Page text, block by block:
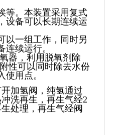
等。本装置采用复式
设备可以长期连续运
以一组工作，同时另
续运行。
器，利用脱氧剂除
性可以同时除去水份
用点。
加氢阀，纯氢通过
洗再生，再生气经2
处理，再生气经阀